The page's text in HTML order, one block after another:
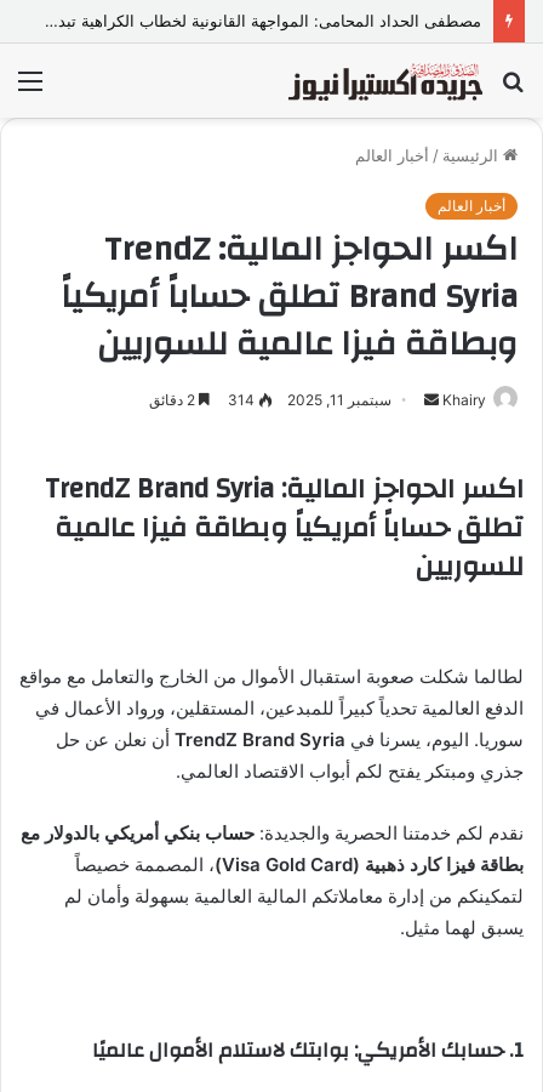
مصطفى الحداد المحامى: المواجهة القانونية لخطاب الكراهية تبدأ بتشريع واضح ووعي مجتمعي
بحث
عن
الرئيسية / أخبار العالم
أخبار العالم
اكسر الحواجز المالية: TrendZ
Brand Syria تطلق حساباً أمريكياً
وبطاقة فيزا عالمية للسوريين
Khairy
ل
ي
ت
ر
ن
ي
ا
سبتمبر 11, 2025 314
اكسر الحواجز المالية: TrendZ Brand Syria
تطلق حساباً أمريكياً وبطاقة فيزا عالمية
للسوريين
لطالما شكلت صعوبة استقبال الأموال من الخارج والتعامل مع مواقع
الدفع العالمية تحدياً كبيراً للمبدعين، المستقلين، ورواد الأعمال في
سوريا. اليوم، يسرنا في TrendZ Brand Syria أن نعلن عن حل
جذري ومبتكر يفتح لكم أبواب الاقتصاد العالمي.
نقدم لكم خدمتنا الحصرية والجديدة: حساب بنكي أمريكي بالدولار مع
بطاقة فيزا كارد ذهبية (Visa Gold Card)
، المصممة خصيصاً
لتمكينكم من إدارة معاملاتكم المالية العالمية بسهولة وأمان لم
يسبق لهما مثيل.
1. حسابك الأمريكي: بوابتك لاستلام الأموال عالميًا